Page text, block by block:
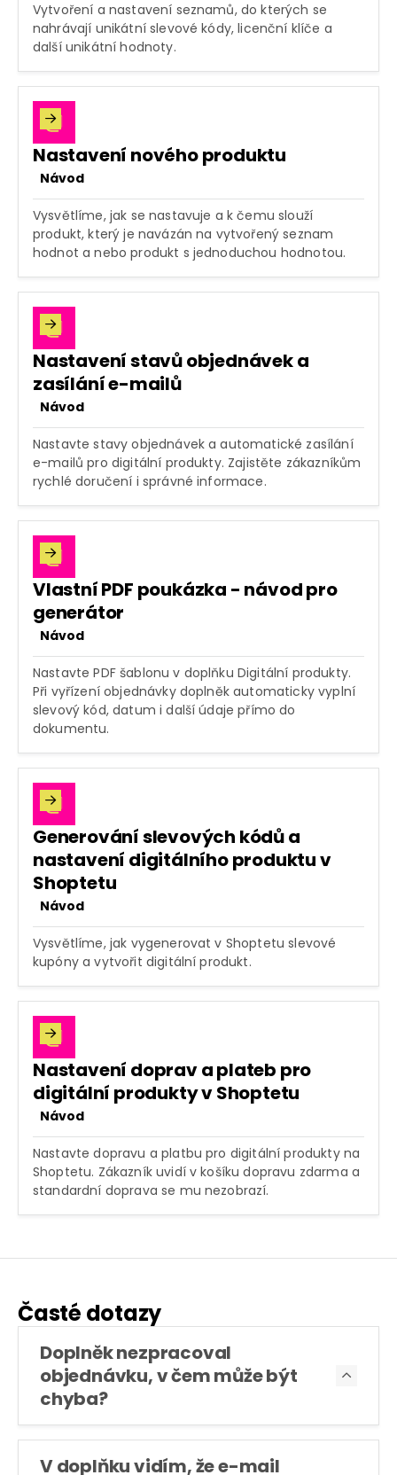
Vytvoření a nastavení seznamů, do kterých se
nahrávají unikátní slevové kódy, licenční klíče a
další unikátní hodnoty.
Nastavení nového produktu
Návod

Vysvětlíme, jak se nastavuje a k čemu slouží
produkt, který je navázán na vytvořený seznam
hodnot a nebo produkt s jednoduchou hodnotou.
Nastavení stavů objednávek a
zasílání e-mailů
Návod

Nastavte stavy objednávek a automatické zasílání
e-mailů pro digitální produkty. Zajistěte zákazníkům
rychlé doručení i správné informace.
Vlastní PDF poukázka - návod pro
generátor
Návod

Nastavte PDF šablonu v doplňku Digitální produkty.
Při vyřízení objednávky doplněk automaticky vyplní
slevový kód, datum i další údaje přímo do
dokumentu.
Generování slevových kódů a
nastavení digitálního produktu v
Shoptetu
Návod

Vysvětlíme, jak vygenerovat v Shoptetu slevové
kupóny a vytvořit digitální produkt.
Nastavení doprav a plateb pro
digitální produkty v Shoptetu
Návod

Nastavte dopravu a platbu pro digitální produkty na
Shoptetu. Zákazník uvidí v košíku dopravu zdarma a
standardní doprava se mu nezobrazí.
Časté dotazy
Doplněk nezpracoval
objednávku, v čem může být
chyba?

V doplňku vidím, že e-mail